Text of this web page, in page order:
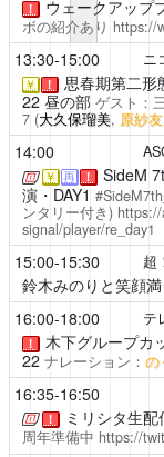
！ ウェークアップ
ボの紹介あり https://
13:30-15:00 ニ
￥ ！ 思春期第二形
22 昼の部 ゲスト：
7 (大久保瑠美, 原紗
14:00
￥ 再 ！
SideM
演・DAY1
ンタリー付き)
signal/player/re_day1
15:00-15:30 超
鈴木みのりと笑顔満
16:00-18:00 テ
！
木下グループカ
22 ナレーション： の
16:35-16:50
！ ミリシタ生
周年準備中 https://